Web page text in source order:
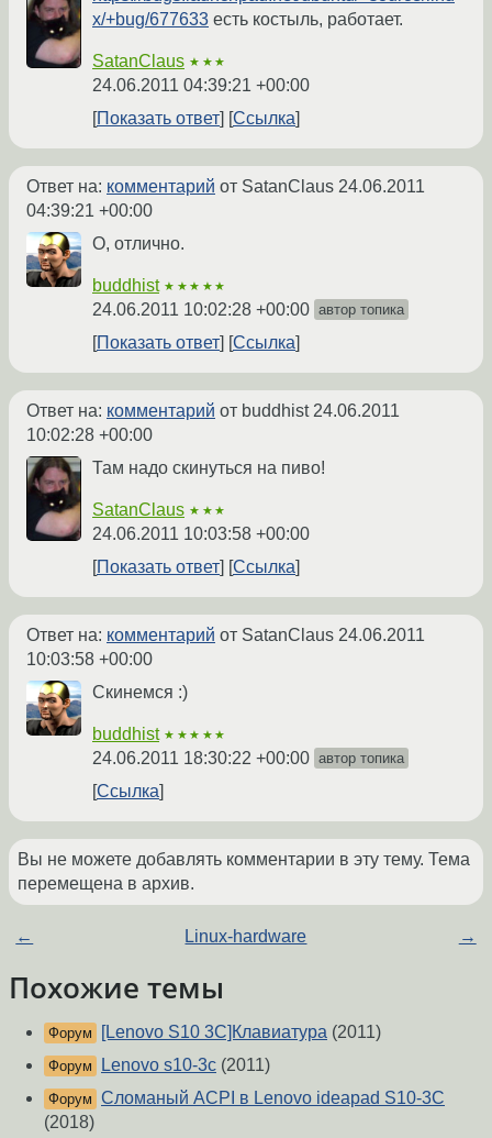
x/+bug/677633 есть костыль, работает.
SatanClaus ★★★
24.06.2011 04:39:21 +00:00
Показать ответ
Ссылка
Ответ на: комментарий от SatanClaus 24.06.2011
04:39:21 +00:00
О, отлично.
buddhist ★★★★★
24.06.2011 10:02:28 +00:00 автор топика
Показать ответ Ссылка
Ответ на: комментарий от buddhist 24.06.2011
10:02:28 +00:00
Там надо скинуться на пиво!
SatanClaus ★★★
24.06.2011 10:03:58 +00:00
Показать ответ
Ссылка
Ответ на: комментарий от SatanClaus 24.06.2011
10:03:58 +00:00
Скинемся :)
buddhist ★★★★★
24.06.2011 18:30:22 +00:00 автор топика
Ссылка
Вы не можете добавлять комментарии в эту тему. Тема
перемещена в архив.
← Linux-hardware →
Похожие темы
Форум [Lenovo S10 3C]Клавиатура (2011)
Форум Lenovo s10-3c (2011)
Форум Сломаный ACPI в Lenovo ideapad S10-3C
(2018)